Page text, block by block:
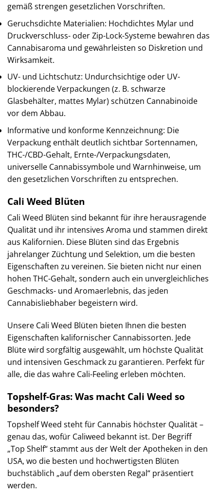
gemäß strengen gesetzlichen Vorschriften.
Geruchsdichte Materialien: Hochdichtes Mylar und
Druckverschluss- oder Zip-Lock-Systeme bewahren das
Cannabisaroma und gewährleisten so Diskretion und
Wirksamkeit.
UV- und Lichtschutz: Undurchsichtige oder UV-
blockierende Verpackungen (z. B. schwarze
Glasbehälter, mattes Mylar) schützen Cannabinoide
vor dem Abbau.
Informative und konforme Kennzeichnung: Die
Verpackung enthält deutlich sichtbar Sortennamen,
THC-/CBD-Gehalt, Ernte-/Verpackungsdaten,
universelle Cannabissymbole und Warnhinweise, um
den gesetzlichen Vorschriften zu entsprechen.
Cali Weed Blüten
Cali Weed Blüten sind bekannt für ihre herausragende
Qualität und ihr intensives Aroma und stammen direkt
aus Kalifornien. Diese Blüten sind das Ergebnis
jahrelanger Züchtung und Selektion, um die besten
Eigenschaften zu vereinen. Sie bieten nicht nur einen
hohen THC-Gehalt, sondern auch ein unvergleichliches
Geschmacks- und Aromaerlebnis, das jeden
Cannabisliebhaber begeistern wird.
Unsere Cali Weed Blüten bieten Ihnen die besten
Eigenschaften kalifornischer Cannabissorten. Jede
Blüte wird sorgfältig ausgewählt, um höchste Qualität
und intensiven Geschmack zu garantieren. Perfekt für
alle, die das wahre Cali-Feeling erleben möchten.
Topshelf-Gras: Was macht Cali Weed so
besonders?
Topshelf Weed steht für Cannabis höchster Qualität –
genau das, wofür Caliweed bekannt ist. Der Begriff
„Top Shelf“ stammt aus der Welt der Apotheken in den
USA, wo die besten und hochwertigsten Blüten
buchstäblich „auf dem obersten Regal“ präsentiert
werden.